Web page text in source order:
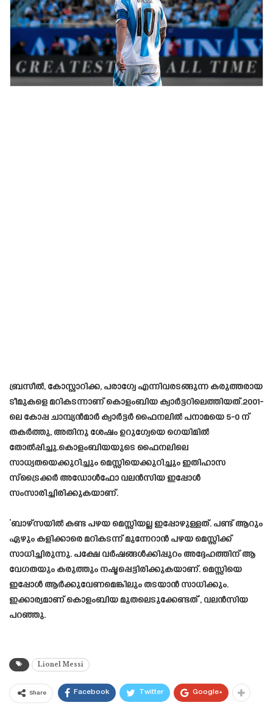
ബ്രസീൽ, കോസ്റ്റാറിക്ക, പരാഗ്വേ എന്നിവരടങ്ങുന്ന കരുത്തരായ
ടീമുകളെ മറികടന്നാണ് കൊളംബിയ ക്വാർട്ടറിലെത്തിയത്.2001-
ലെ കോപ്പ ചാമ്പ്യൻമാർ ക്വാർട്ടർ ഫൈനലിൽ പനാമയെ 5-0 ന്
തകർത്തു, അതിനു ശേഷം ഉറുഗ്വേയെ ഗെയിമിൽ
തോൽപ്പിച്ചു.കൊളംബിയയുടെ ഫൈനലിലെ
സാധ്യതയെക്കുറിച്ചും മെസ്സിയെക്കുറിച്ചും ഇതിഹാസ
സ്‌ട്രൈക്കർ അഡോൾഫോ വലൻസിയ ഇപ്പോൾ
സംസാരിച്ചിരിക്കുകയാണ്.
‘ബാഴ്‌സയില്‍ കണ്ട പഴയ മെസ്സിയല്ല ഇപ്പോഴുള്ളത്. പണ്ട് ആറും
ഏഴും കളിക്കാരെ മറികടന്ന് മുന്നേറാന്‍ പഴയ മെസ്സിക്ക്
സാധിച്ചിരുന്നു. പക്ഷേ വര്‍ഷങ്ങള്‍ക്കിപ്പുറം അദ്ദേഹത്തിന് ആ
വേഗതയും കരുത്തും നഷ്ടപ്പെട്ടിരിക്കുകയാണ്. മെസ്സിയെ
ഇപ്പോള്‍ ആര്‍ക്കുവേണമെങ്കിലും തടയാന്‍ സാധിക്കും.
ഇക്കാര്യമാണ് കൊളംബിയ മുതലെടുക്കേണ്ടത്’, വലന്‍സിയ
പറഞ്ഞു.
Lionel Messi
Share Facebook Twitter Google+